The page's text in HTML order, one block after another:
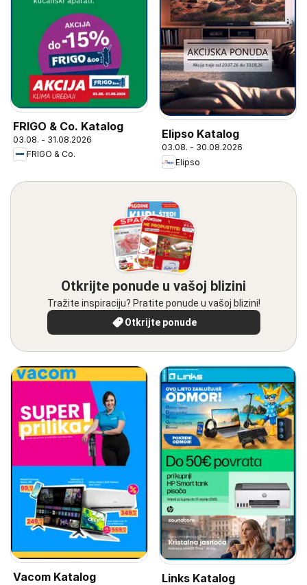
FRIGO & Co. Katalog
03.08. - 31.08.2026
FRIGO & Co.
Elipso Katalog
03.08. - 30.08.2026
Elipso
Otkrijte ponude u vašoj blizini
Tražite inspiraciju? Pratite ponude u vašoj blizini!
Otkrijte ponude
Vacom Katalog Links Katalog